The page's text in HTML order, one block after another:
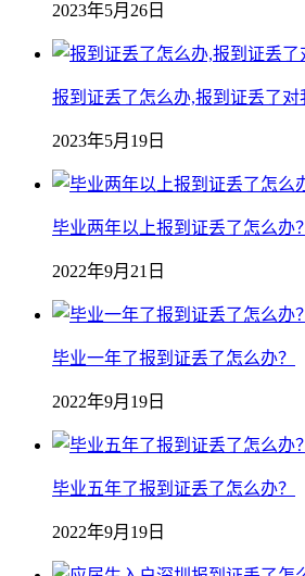
2023年5月26日
报到证丢了怎么办,报到证丢了对
2023年5月19日
毕业两年以上报到证丢了怎么办？
2022年9月21日
毕业一年了报到证丢了怎么办？
2022年9月19日
毕业五年了报到证丢了怎么办？
2022年9月19日